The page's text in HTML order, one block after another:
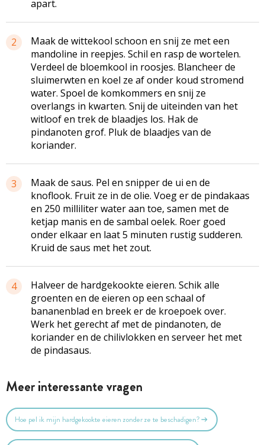
apart.
2
Maak de wittekool schoon en snij ze met een
mandoline in reepjes. Schil en rasp de wortelen.
Verdeel de bloemkool in roosjes. Blancheer de
sluimerwten en koel ze af onder koud stromend
water. Spoel de komkommers en snij ze
overlangs in kwarten. Snij de uiteinden van het
witloof en trek de blaadjes los. Hak de
pindanoten grof. Pluk de blaadjes van de
koriander.
3
Maak de saus. Pel en snipper de ui en de
knoflook. Fruit ze in de olie. Voeg er de pindakaas
en 250 milliliter water aan toe, samen met de
ketjap manis en de sambal oelek. Roer goed
onder elkaar en laat 5 minuten rustig sudderen.
Kruid de saus met het zout.
4
Halveer de hardgekookte eieren. Schik alle
groenten en de eieren op een schaal of
bananenblad en breek er de kroepoek over.
Werk het gerecht af met de pindanoten, de
koriander en de chilivlokken en serveer het met
de pindasaus.
Meer interessante vragen
Hoe pel ik mijn hardgekookte eieren zonder ze te beschadigen?